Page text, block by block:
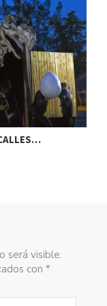
será visible.
con *